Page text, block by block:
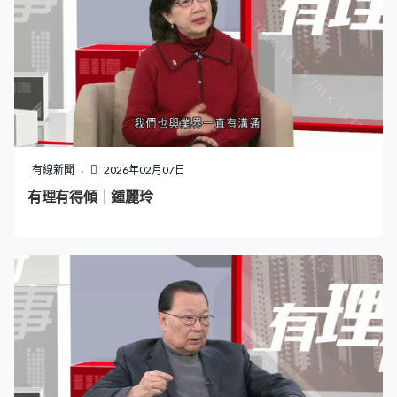
有線新聞 2026年02月07日
有理有得傾｜鍾麗玲